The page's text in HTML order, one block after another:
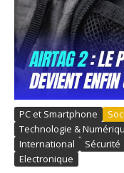
PC et Smartphone
Technologie &
International
Sécurité
Electronique